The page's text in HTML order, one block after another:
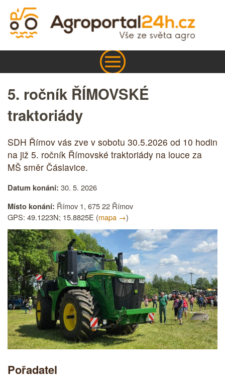
5. ročník ŘÍMOVSKÉ
traktoriády
SDH Římov vás zve v sobotu 30.5.2026 od 10 hodin
na již 5. ročník Římovské traktoriády na louce za
MŠ směr Čáslavice.
Datum konání: 30. 5. 2026
Místo konání: Římov 1, 675 22 Římov
GPS: 49.1223N; 15.8825E (mapa →)
Pořadatel